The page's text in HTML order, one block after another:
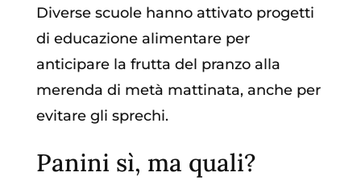
Diverse scuole hanno attivato progetti
di educazione alimentare per
anticipare la frutta del pranzo alla
merenda di metà mattinata, anche per
evitare gli sprechi.
Panini sì, ma quali?